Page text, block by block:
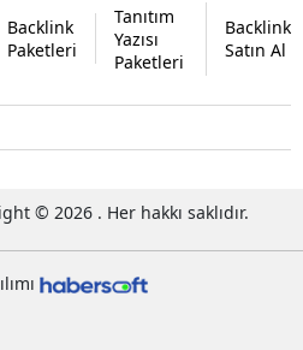
Backlink
Paketleri
Tanıtım
Yazısı
Paketleri
Backlink
Satın Al
© 2026 . Her hakkı saklıdır.